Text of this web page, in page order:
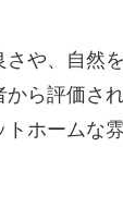
や、自然
ら評価さ
ホームな